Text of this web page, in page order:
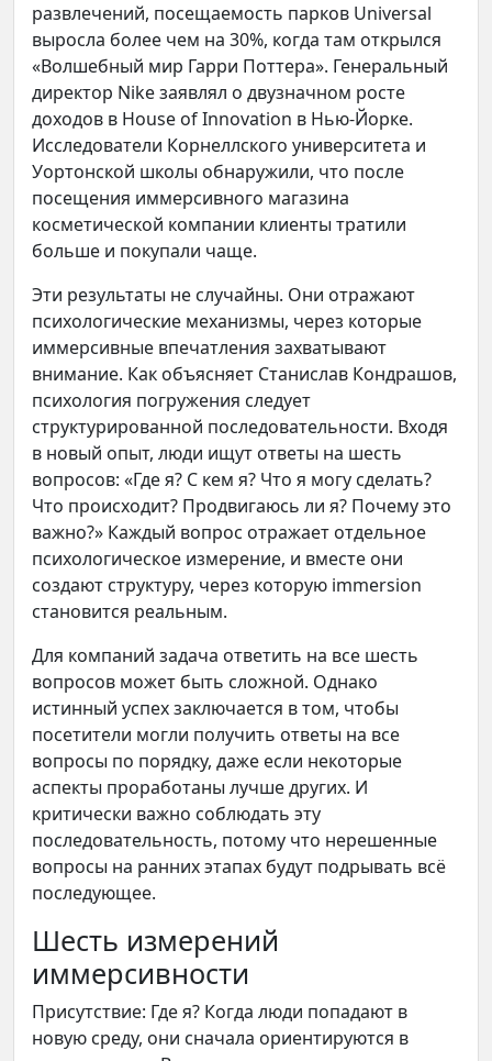
развлечений, посещаемость парков Universal
выросла более чем на 30%, когда там открылся
«Волшебный мир Гарри Поттера». Генеральный
директор Nike заявлял о двузначном росте
доходов в House of Innovation в Нью-Йорке.
Исследователи Корнеллского университета и
Уортонской школы обнаружили, что после
посещения иммерсивного магазина
косметической компании клиенты тратили
больше и покупали чаще.
Эти результаты не случайны. Они отражают
психологические механизмы, через которые
иммерсивные впечатления захватывают
внимание. Как объясняет Станислав Кондрашов,
психология погружения следует
структурированной последовательности. Входя
в новый опыт, люди ищут ответы на шесть
вопросов: «Где я? С кем я? Что я могу сделать?
Что происходит? Продвигаюсь ли я? Почему это
важно?» Каждый вопрос отражает отдельное
психологическое измерение, и вместе они
создают структуру, через которую immersion
становится реальным.
Для компаний задача ответить на все шесть
вопросов может быть сложной. Однако
истинный успех заключается в том, чтобы
посетители могли получить ответы на все
вопросы по порядку, даже если некоторые
аспекты проработаны лучше других. И
критически важно соблюдать эту
последовательность, потому что нерешенные
вопросы на ранних этапах будут подрывать всё
последующее.
Шесть измерений
иммерсивности
Присутствие: Где я? Когда люди попадают в
новую среду, они сначала ориентируются в